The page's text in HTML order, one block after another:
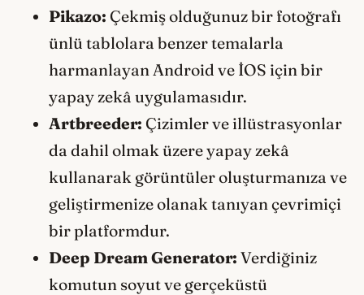
Pikazo: Çekmiş olduğunuz bir fotoğrafı
ünlü tablolara benzer temalarla
harmanlayan Android ve İOS için bir
yapay zekâ uygulamasıdır.
Artbreeder: Çizimler ve illüstrasyonlar
da dahil olmak üzere yapay zekâ
kullanarak görüntüler oluşturmanıza ve
geliştirmenize olanak tanıyan çevrimiçi
bir platformdur.
Deep Dream Generator: Verdiğiniz
komutun soyut ve gerçeküstü